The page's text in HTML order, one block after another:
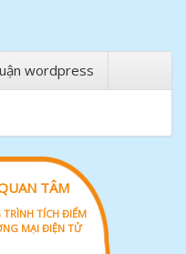
wordpress
TÂM
TÍCH ĐIỂM
MẠI ĐIỆN TỬ